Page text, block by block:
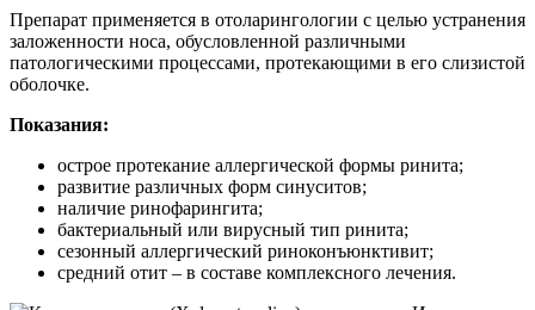
Препарат применяется в отоларингологии с целью устранения
заложенности носа, обусловленной различными
патологическими процессами, протекающими в его слизистой
оболочке.
Показания:
острое протекание аллергической формы ринита;
развитие различных форм синуситов;
наличие ринофарингита;
бактериальный или вирусный тип ринита;
сезонный аллергический риноконъюнктивит;
средний отит – в составе комплексного лечения.